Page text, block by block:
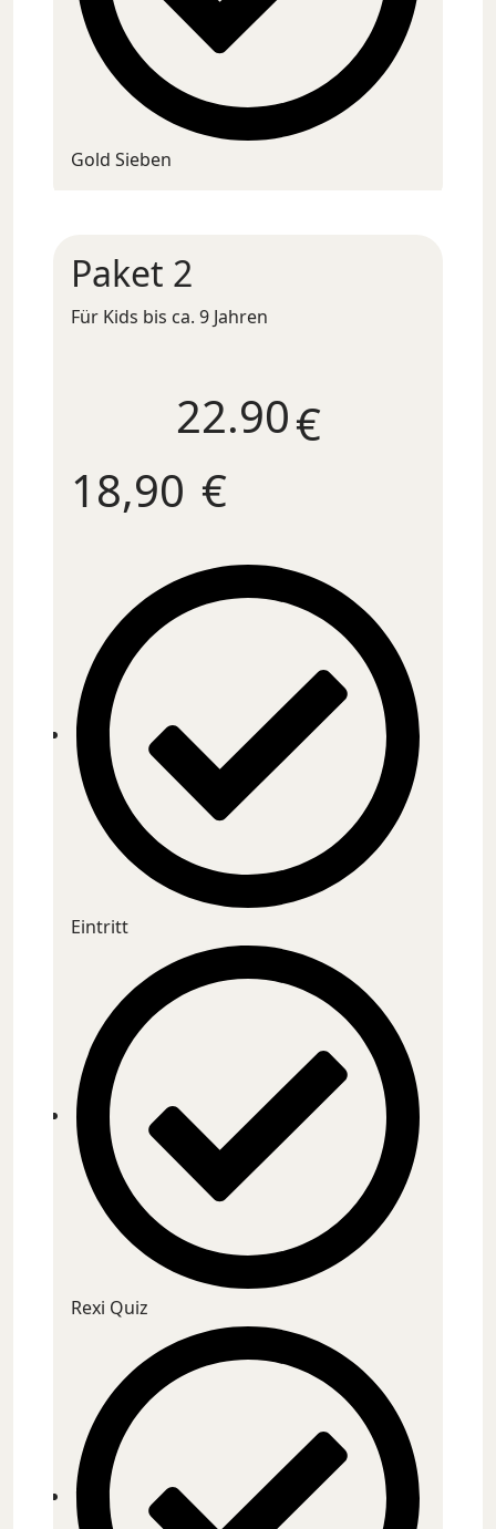
Gold Sieben
Paket 2
Für Kids bis ca. 9 Jahren
22.9 €
18,90 €
Eintritt
Rexi Quiz